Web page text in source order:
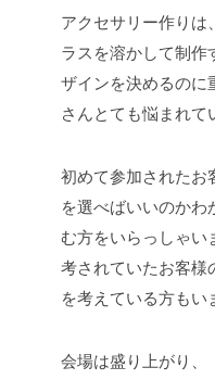
アクセサリー作りは
ラスを溶かして制作
ザインを決めるのに
さんとても悩まれて
初めて参加されたお
を選べばいいのかわ
む方をいらっしゃい
考されていたお客様
を考えている方もい
会場は盛り上がり、